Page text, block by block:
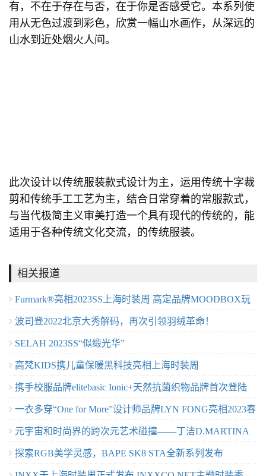
有，不在于存在与否，在于你是否感受它。本系列使
用从无色过渡到彩色，欣赏一幅山水画作，从深远的
山水到近处烟火人间。
此次设计以传统服装款式设计为主，运用传统十字裁
剪和传统手工工艺为主，结合日常穿着的常服款式，
与当代极简主义审美打造一个具有现代的传统的，能
适用于各种传统文化交流，的传统服装。
相关报道
Furmark®亮相2023SS上海时装周 ⾼定品牌MOODBOX玩
味皮草新时尚
波司登2022北京大秀解码，再次引领羽绒革命！
SELAH 2023SS“似缎光华”
高梵KIDS携儿童保暖黑科技亮相上海时装周
携手校服品牌elitebasic Ionic+天然抗菌织物品牌首次登陆
2023SS上海时装周
一衣多穿“One for More”设计师品牌LYN FONG亮相2023春
夏上海时装周
元宇宙和时尚界的跨次元艺术碰撞——丁洁D.MARTINA
QUEEN 向阳而生·上海发布秀
探索RGB美学灵感，BAPE SK8 STA全新系列发布